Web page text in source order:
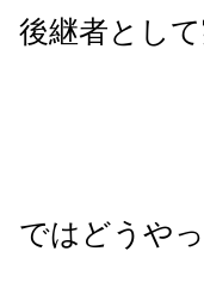
後継者とし
ではどうや